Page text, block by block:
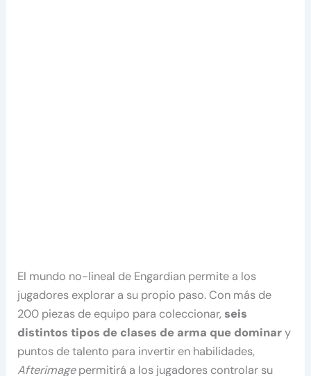
El mundo no-lineal de Engardian permite a los
jugadores explorar a su propio paso. Con más de
200 piezas de equipo para coleccionar,seis
distintos tipos de clases de arma que dominary
puntos de talento para invertir en habilidades,
Afterimagepermitirá a los jugadores controlar su